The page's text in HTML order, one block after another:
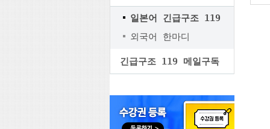
일본어 긴급구조 119
외국어 한마디
긴급구조 119 메일구독